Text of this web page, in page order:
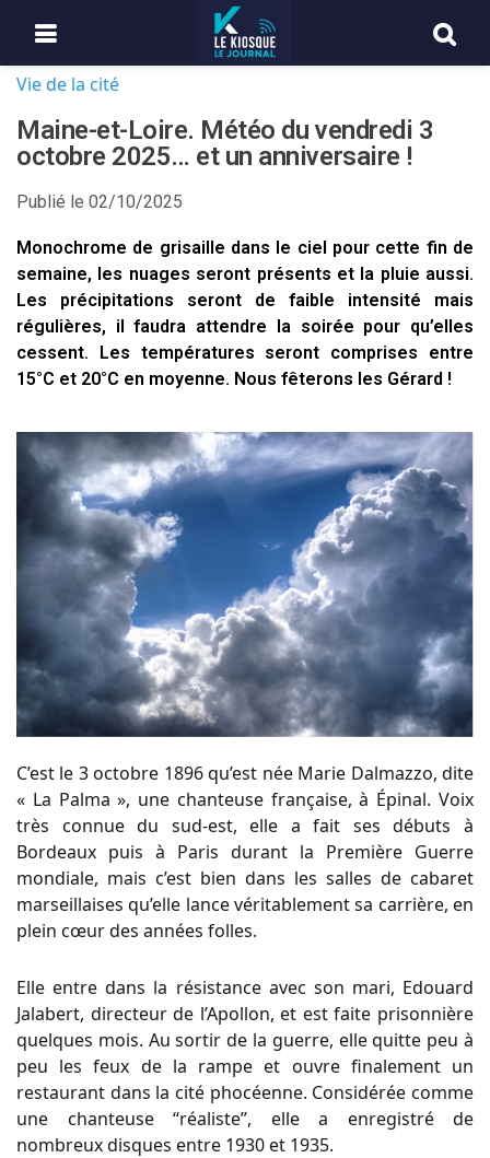
Vie de la cité
Maine-et-Loire. Météo du vendredi 3
octobre 2025… et un anniversaire !
Publié le 02/10/2025
Monochrome de grisaille dans le ciel pour cette fin de
semaine, les nuages seront présents et la pluie aussi.
Les précipitations seront de faible intensité mais
régulières, il faudra attendre la soirée pour qu’elles
cessent. Les températures seront comprises entre
15°C et 20°C en moyenne. Nous fêterons les Gérard !
C’est le 3 octobre 1896 qu’est née Marie Dalmazzo, dite
« La Palma », une chanteuse française, à Épinal. Voix
très connue du sud-est, elle a fait ses débuts à
Bordeaux puis à Paris durant la Première Guerre
mondiale, mais c’est bien dans les salles de cabaret
marseillaises qu’elle lance véritablement sa carrière, en
plein cœur des années folles.
Elle entre dans la résistance avec son mari, Edouard
Jalabert, directeur de l’Apollon, et est faite prisonnière
quelques mois. Au sortir de la guerre, elle quitte peu à
peu les feux de la rampe et ouvre finalement un
restaurant dans la cité phocéenne. Considérée comme
une chanteuse “réaliste”, elle a enregistré de
nombreux disques entre 1930 et 1935.